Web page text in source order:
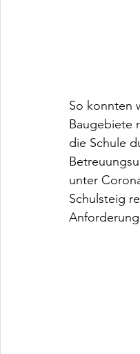
So konnten
Baugebiete
die Schule
unter
Schulsteig